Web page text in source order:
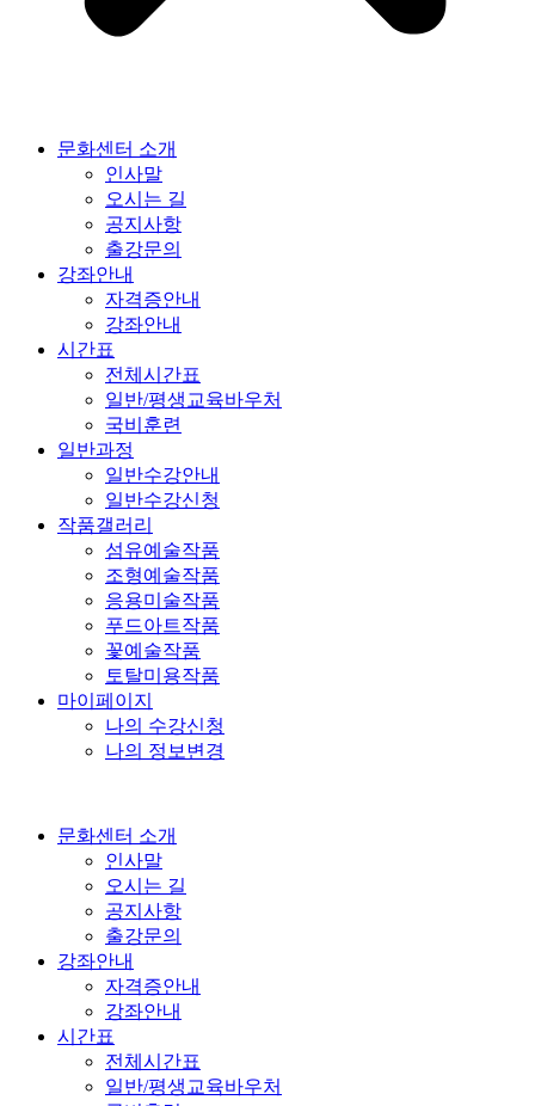
문화센터 소개
인사말
오시는 길
공지사항
출강문의
강좌안내
자격증안내
강좌안내
시간표
전체시간표
일반/평생교육바우처
국비훈련
일반과정
일반수강안내
일반수강신청
작품갤러리
섬유예술작품
조형예술작품
응용미술작품
푸드아트작품
꽃예술작품
토탈미용작품
마이페이지
나의 수강신청
나의 정보변경
문화센터 소개
인사말
오시는 길
공지사항
출강문의
강좌안내
자격증안내
강좌안내
시간표
전체시간표
일반/평생교육바우처